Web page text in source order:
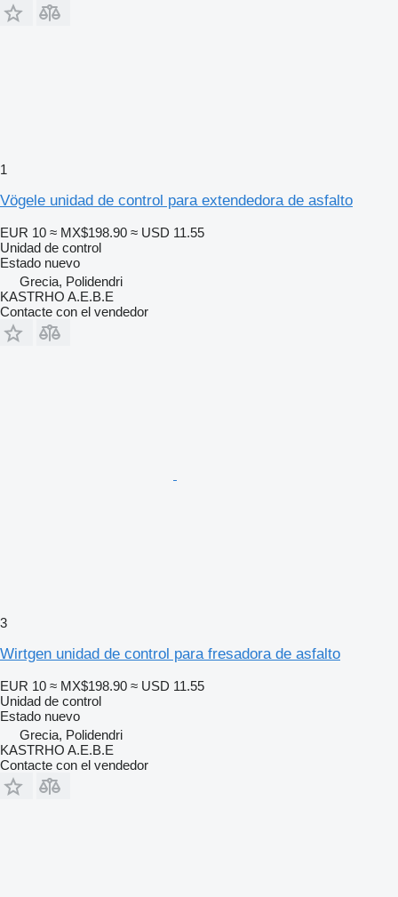
1
Vögele unidad de control para extendedora de asfalto
EUR 10 ≈ MX$198.90 ≈ USD 11.55
Unidad de control
Estado nuevo
Grecia, Polidendri
KASTRHO A.E.B.E
Contacte con el vendedor
3
Wirtgen unidad de control para fresadora de asfalto
EUR 10 ≈ MX$198.90 ≈ USD 11.55
Unidad de control
Estado nuevo
Grecia, Polidendri
KASTRHO A.E.B.E
Contacte con el vendedor